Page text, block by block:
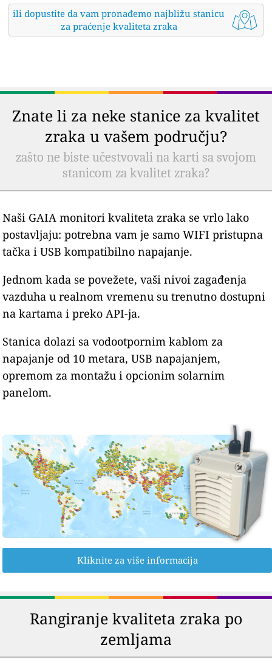
ili dopustite da vam pronađemo najbližu stanicu
za praćenje kvaliteta zraka
Znate li za neke stanice za kvalitet
zraka u vašem području?
zašto ne biste učestvovali na karti sa svojom
stanicom za kvalitet zraka?
Naši GAIA monitori kvaliteta zraka se vrlo lako
postavljaju: potrebna vam je samo WIFI pristupna
tačka i USB kompatibilno napajanje.
Jednom kada se povežete, vaši nivoi zagađenja
vazduha u realnom vremenu su trenutno dostupni
na kartama i preko API-ja.
Stanica dolazi sa vodootpornim kablom za
napajanje od 10 metara, USB napajanjem,
opremom za montažu i opcionim solarnim
panelom.
Kliknite za više informacija
Rangiranje kvaliteta zraka po
zemljama